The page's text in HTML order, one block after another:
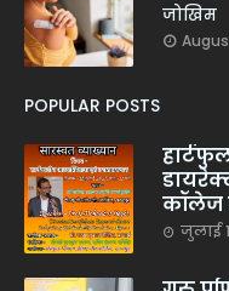
जोखिम
POPULAR POSTS
कॉलेज
जुलाई